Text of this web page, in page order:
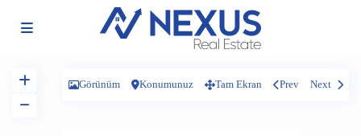
Görünüm Konumunuz Tam Ekran Prev Next